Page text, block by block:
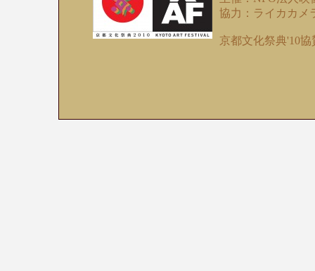
協力：ライカカメ
京都文化祭典'10協